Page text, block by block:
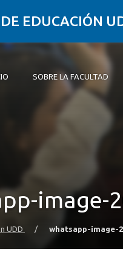
EDUCACIÓN
SOBRE LA FACULTAD
y Educación Continua
image-
UDD / whatsapp-image-